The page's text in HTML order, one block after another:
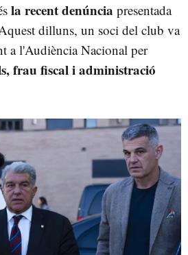
la recent denúncia presentada
dilluns, un soci del club va
a l'Audiència Nacional per
frau fiscal i administració